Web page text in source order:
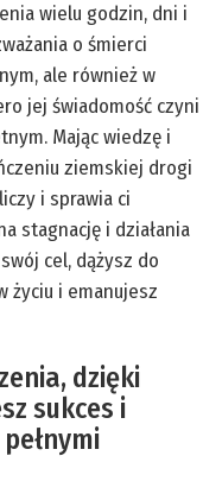
wielu godzin, dni i
o śmierci
ale również w
jej świadomość czyni
Mając wiedzę i
ziemskiej drogi
i sprawia ci
stagnację i działania
cel, dążysz do
życiu i emanujesz
dzięki
sukces i